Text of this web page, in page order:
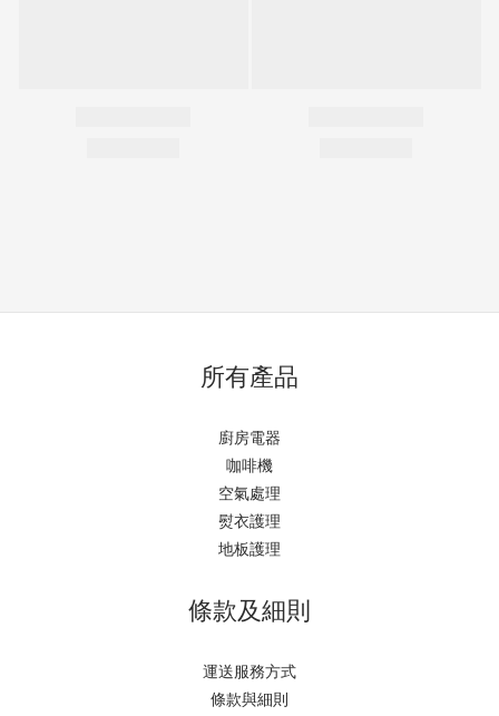
所有產品
廚房電器
咖啡機
空氣處理
熨衣護理
地板護理
條款及細則
運送服務方式
條款與細則